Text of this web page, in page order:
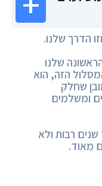
הדרך שלנו.
שלנו
הזה, הוא
שחלק
ומשלמים
רבות ולא
מאוד.